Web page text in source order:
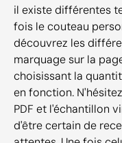
il existe différentes
fois le couteau
découvrez les
marquage sur la
choisissant la
en fonction.
PDF et l'échantillon
d'être certain de